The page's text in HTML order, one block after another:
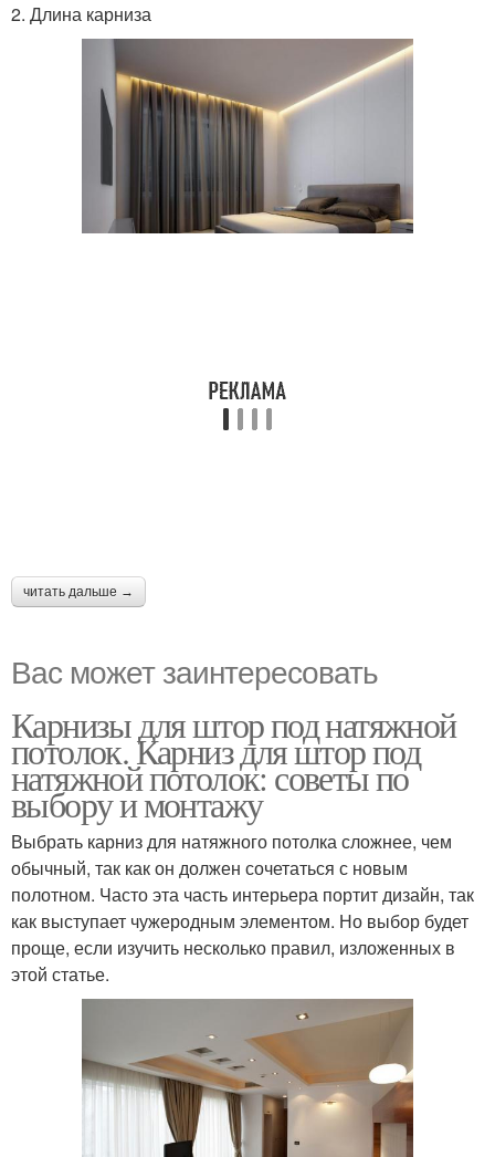
2. Длина карниза
читать дальше →
Вас может заинтересовать
Карнизы для штор под натяжной
потолок. Карниз для штор под
натяжной потолок: советы по
выбору и монтажу
Выбрать карниз для натяжного потолка сложнее, чем
обычный, так как он должен сочетаться с новым
полотном. Часто эта часть интерьера портит дизайн, так
как выступает чужеродным элементом. Но выбор будет
проще, если изучить несколько правил, изложенных в
этой статье.